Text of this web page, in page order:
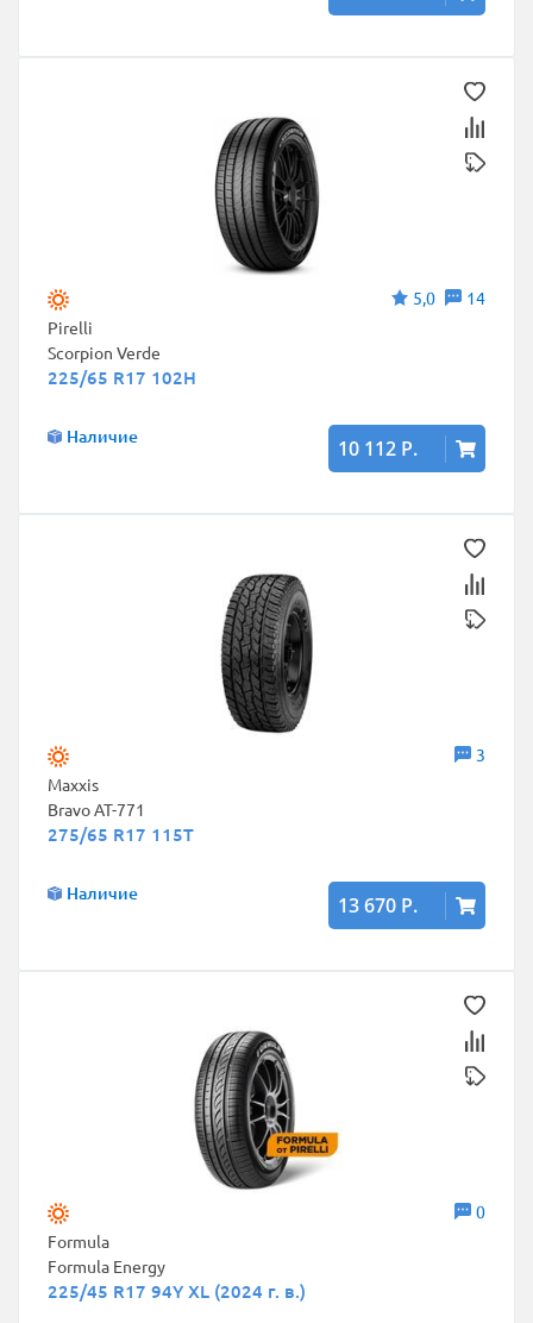
5,0
14
Pirelli
Scorpion Verde
225/65 R17 102H
Наличие 10 112 Р.
3
Maxxis
Bravo AT-771
275/65 R17 115T
Наличие 13 670 Р.
0
Formula
Formula Energy
225/45 R17 94Y XL (2024 г. в.)